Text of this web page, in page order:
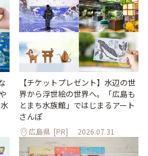
【チケットプレゼント】水辺の世
界から浮世絵の世界へ。「広島も
とまち水族館」ではじまるアート
さんぽ
広島県 [PR] 2026.07.31